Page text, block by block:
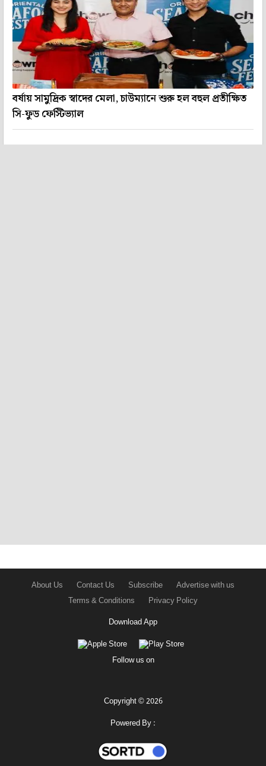
বর্ষায় সামুদ্রিক স্বাদের মেলা, চাউম্যানে শুরু হল বহুল প্রতীক্ষিত
সি-ফুড ফেস্টিভ্যাল
About Us Contact Us Subscribe
Advertise with us
Terms & Conditions
Privacy Policy
Download App
Follow us on
Copyright © 2026
Powered By :